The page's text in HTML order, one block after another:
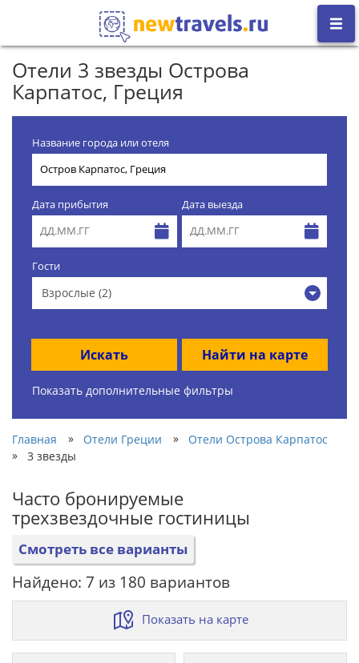
Отели 3 звезды Острова
Карпатос, Греция
Название города или отеля
Дата прибытия Дата выезда
Гости
Взрослые (2)
Искать Найти на карте
Показать дополнительные фильтры
Главная » Отели Греции »
Отели Острова Карпатос
»
3 звезды
Часто бронируемые
трехзвездочные гостиницы
Смотреть все варианты
Найдено: 7 из 180 вариантов
Показать на карте